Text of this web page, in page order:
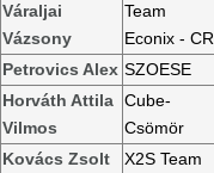
Váraljai
Vázsony
Team
Econix - CR
Petrovics Alex SZOESE
Horváth Attila
Vilmos
Cube-
Csömör
Kovács Zsolt X2S Team